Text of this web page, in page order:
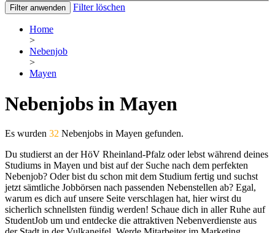
Filter anwenden Filter löschen
Home
>
Nebenjob
>
Mayen
Nebenjobs in Mayen
Es wurden 32 Nebenjobs in Mayen gefunden.
Du studierst an der HöV Rheinland-Pfalz oder lebst während deines
Studiums in Mayen und bist auf der Suche nach dem perfekten
Nebenjob? Oder bist du schon mit dem Studium fertig und suchst
jetzt sämtliche Jobbörsen nach passenden Nebenstellen ab? Egal,
warum es dich auf unsere Seite verschlagen hat, hier wirst du
sicherlich schnellsten fündig werden! Schaue dich in aller Ruhe auf
StudentJob um und entdecke die attraktiven Nebenverdienste aus